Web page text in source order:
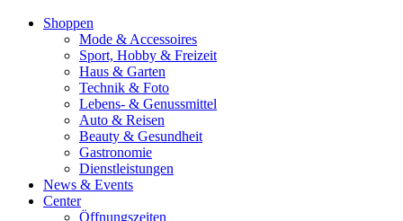
Shoppen
Mode & Accessoires
Sport, Hobby & Freizeit
Haus & Garten
Technik & Foto
Lebens- & Genussmittel
Auto & Reisen
Beauty & Gesundheit
Gastronomie
Dienstleistungen
News & Events
Center
Öffnungszeiten